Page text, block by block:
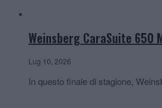
Weinsberg CaraSuite 650
Lug 10, 2026
In questo finale di stagione,